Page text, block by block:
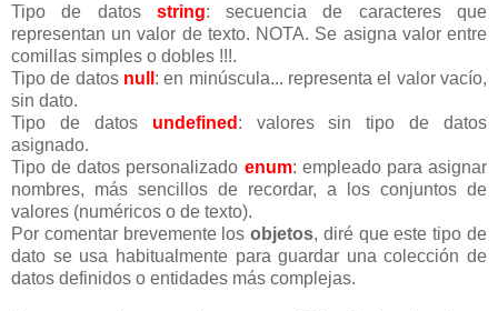
Tipo de datos string: secuencia de caracteres que
representan un valor de texto. NOTA. Se asigna valor entre
comillas simples o dobles !!!.
Tipo de datos null : en minúscula... representa el valor vacío,
sin dato.
Tipo de datos undefined : valores sin tipo de datos
asignado.
Tipo de datos personalizado enum: empleado para asignar
nombres, más sencillos de recordar, a los conjuntos de
valores (numéricos o de texto).
Por comentar brevemente losobjetos, diré que este tipo de
dato se usa habitualmente para guardar una colección de
datos definidos o entidades más complejas.